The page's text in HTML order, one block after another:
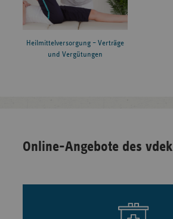
Heilmittelversorgung – Verträge
und Vergütungen
Online-Angebote des vdek